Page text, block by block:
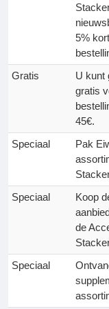
5%
Gratis
U kunt
gratis
45€.
Speciaal
Pak
Speciaal
Koop
de
Speciaal